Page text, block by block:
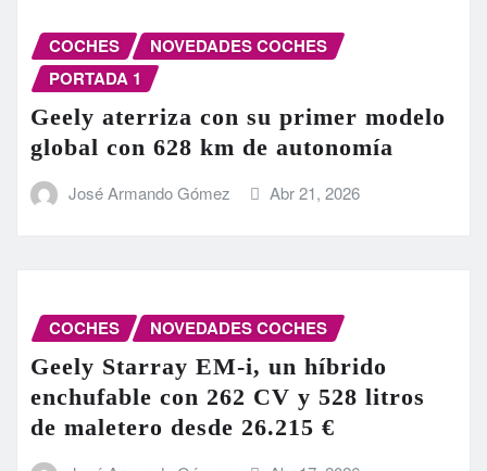
COCHES
NOVEDADES COCHES
PORTADA 1
Geely aterriza con su primer modelo
global con 628 km de autonomía
José Armando Gómez Abr 21, 2026
COCHES NOVEDADES COCHES
Geely Starray EM-i, un híbrido
enchufable con 262 CV y 528 litros
de maletero desde 26.215 €